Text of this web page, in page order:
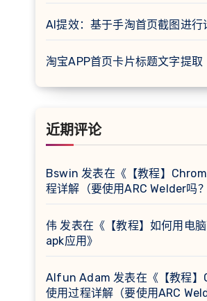
AI提效：基于手淘首页截图进行
淘宝APP首页卡片标题文字提取
近期评论
Bswin 发表在《 【教程】
程详解（要使用ARC Welder吗
伟 发表在《 【教程】如何用电
apk应用》
Alfun Adam 发表在《 【教程
使用过程详解（要使用ARC